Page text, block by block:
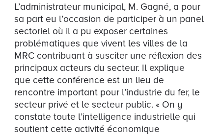
L’administrateur municipal, M. Gagné, a pour
sa part eu l’occasion de participer à un panel
sectoriel où il a pu exposer certaines
problématiques que vivent les villes de la
MRC contribuant à susciter une réflexion des
principaux acteurs du secteur. Il explique
que cette conférence est un lieu de
rencontre important pour l’industrie du fer, le
secteur privé et le secteur public. « On y
constate toute l’intelligence industrielle qui
soutient cette activité économique